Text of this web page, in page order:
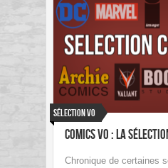
Sélection VO
Comics VO : La
Chronique de certaines